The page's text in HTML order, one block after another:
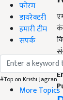
फोरम
डायरेक्टरी
हमारी टीम
संपर्क
#Top on Krishi Jagran
More Topics